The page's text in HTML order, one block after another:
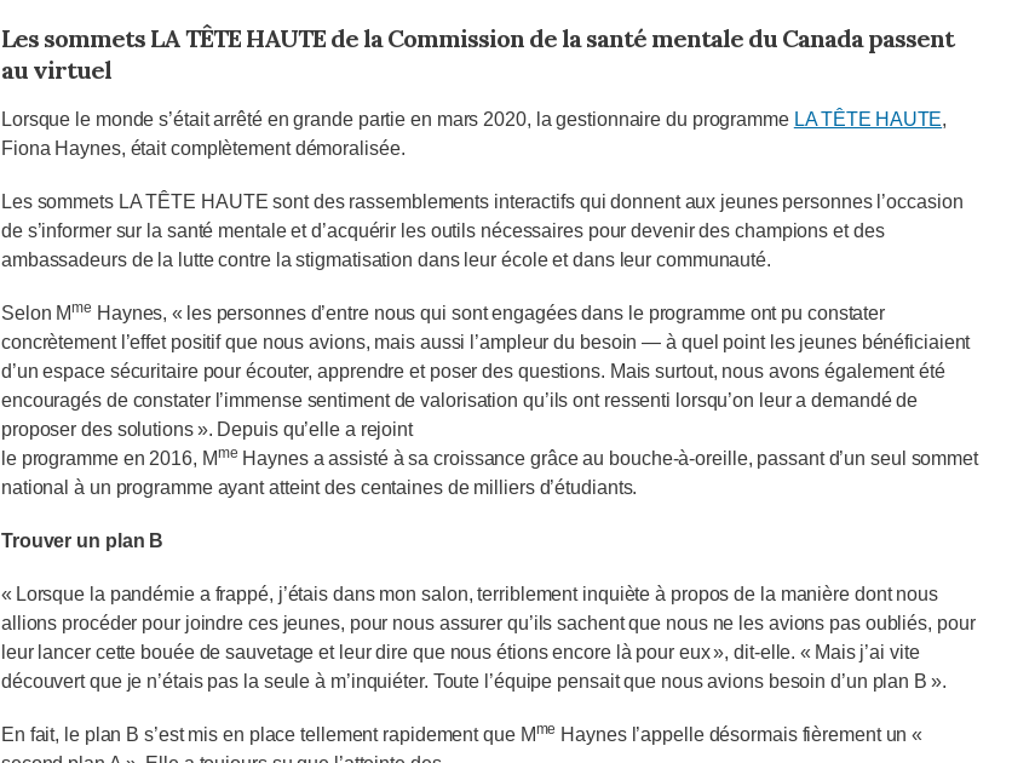
Les sommets LA TÊTE HAUTE de la Commission de la santé mentale du Canada passent
au virtuel
Lorsque le monde s’était arrêté en grande partie en mars 2020, la gestionnaire du programme LA TÊTE HAUTE,
Fiona Haynes, était complètement démoralisée.
Les sommets LA TÊTE HAUTE sont des rassemblements interactifs qui donnent aux jeunes personnes l’occasion
de s’informer sur la santé mentale et d’acquérir les outils nécessaires pour devenir des champions et des
ambassadeurs de la lutte contre la stigmatisation dans leur école et dans leur communauté.
Selon Mme Haynes, « les personnes d’entre nous qui sont engagées dans le programme ont pu constater
concrètement l’effet positif que nous avions, mais aussi l’ampleur du besoin — à quel point les jeunes bénéficiaient
d’un espace sécuritaire pour écouter, apprendre et poser des questions. Mais surtout, nous avons également été
encouragés de constater l’immense sentiment de valorisation qu’ils ont ressenti lorsqu’on leur a demandé de
proposer des solutions ». Depuis qu’elle a rejoint
le programme en 2016, Mme Haynes a assisté à sa croissance grâce au bouche-à-oreille, passant d’un seul sommet
national à un programme ayant atteint des centaines de milliers d’étudiants.
Trouver un plan B
« Lorsque la pandémie a frappé, j’étais dans mon salon, terriblement inquiète à propos de la manière dont nous
allions procéder pour joindre ces jeunes, pour nous assurer qu’ils sachent que nous ne les avions pas oubliés, pour
leur lancer cette bouée de sauvetage et leur dire que nous étions encore là pour eux », dit-elle. « Mais j’ai vite
découvert que je n’étais pas la seule à m’inquiéter. Toute l’équipe pensait que nous avions besoin d’un plan B ».
En fait, le plan B s’est mis en place tellement rapidement que Mme Haynes l’appelle désormais fièrement un «